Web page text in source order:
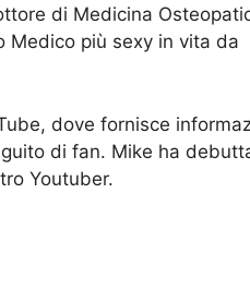
di Medicina
Medico più sexy in vita da
dove fornisce
di fan. Mike ha
Youtuber.